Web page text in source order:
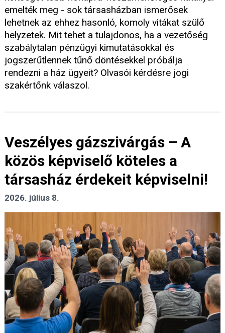
emelték meg - sok társasházban ismerősek
lehetnek az ehhez hasonló, komoly vitákat szülő
helyzetek. Mit tehet a tulajdonos, ha a vezetőség
szabálytalan pénzügyi kimutatásokkal és
jogszerűtlennek tűnő döntésekkel próbálja
rendezni a ház ügyeit? Olvasói kérdésre jogi
szakértőnk válaszol.
Veszélyes gázszivárgás – A
közös képviselő köteles a
társasház érdekeit képviselni!
2026. július 8.